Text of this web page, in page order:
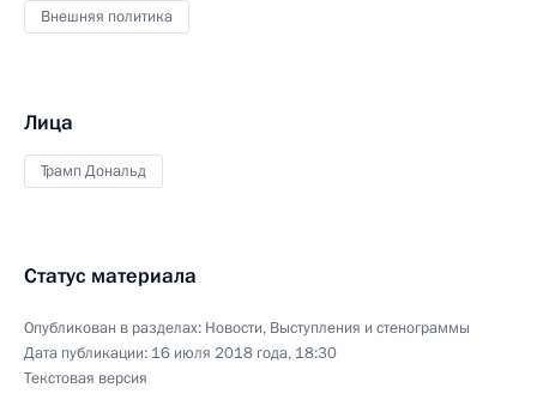
Внешняя политика
Лица
Трамп Дональд
Статус материала
Опубликован в разделах: Новости, Выступления и стенограммы
Дата публикации: 16 июля 2018 года, 18:30
Текстовая версия